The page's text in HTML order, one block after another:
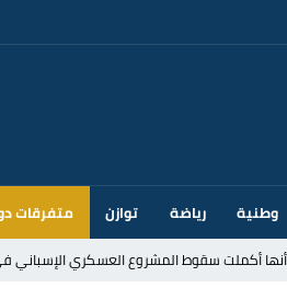
وطنية رياضة توازن متفرقات
أكملت سقوط المشروع العسكري الإسباني